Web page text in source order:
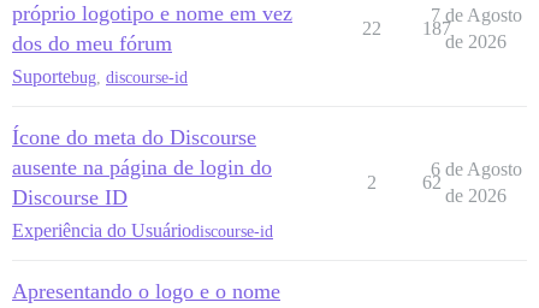
próprio logotipo e nome em vez
dos do meu fórum
Suportebug discourse-id
22 187
7 de Agosto
de 2026
Ícone do meta do Discourse
ausente na página de login do
Discourse ID
Experiência do Usuáriodiscourse-id
2 62
6 de Agosto
de 2026
Apresentando o logo e o nome